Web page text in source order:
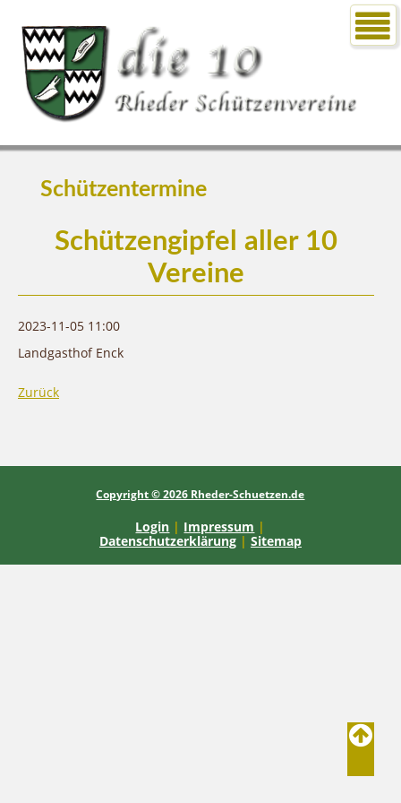
Schützentermine
Schützengipfel aller 10
Vereine
2023-11-05 11:00
Landgasthof Enck
Zurück
Copyright © 2026 Rheder-Schuetzen.de
Login | Impressum |
Datenschutzerklärung | Sitemap